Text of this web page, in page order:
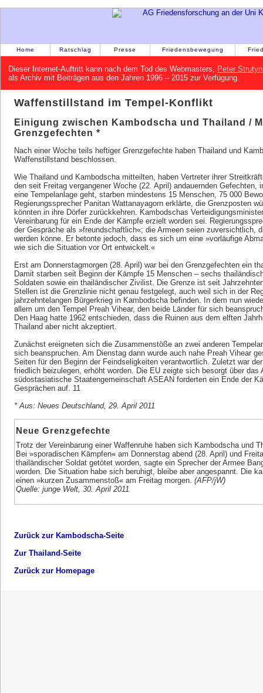
Home Ratschlag Presse Friedensbewegung
Dieser Internet-Auftritt kann nach dem Tod des Webmasters, Peter
als Archiv mit Beiträgen aus den Jahren 1996 – 2015 zur Verfügung.
Waffenstillstand im Tempel-Konflikt
Einigung zwischen Kambodscha und Thailand /
Grenzgefechten *
Nach einer Woche teils heftiger Grenzgefechte haben Thailand und
Waffenstillstand beschlossen.
Wie Thailand und Kambodscha mitteilten, haben Vertreter ihrer
den seit Freitag vergangener Woche (22. April) andauernden Gefechten,
eine Tempelanlage geht, starben mindestens 15 Menschen, 75 000
Regierungssprecher Panitan Wattanayagorn erklärte, die Grenzposten
könnten in ihre Dörfer zurückkehren. Kambodschas
Vereinbarung für ein Ende der Kämpfe erzielt worden sei.
der Gespräche als »freundschaftlich«; die Armeen seien zuversichtlich,
werden könne. Er betonte jedoch, dass es sich um eine »vorläufige
wie sich die Situation vor Ort entwickelt.«
Erst am Donnerstagmorgen (28. April) war bei den Grenzgefechten ein
Damit starben seit Beginn der Kämpfe 15 Menschen – sechs
Soldaten sowie ein thailändischer Zivilist. Die Grenze ist seit
Stellen ist die Grenzlinie nicht genau festgelegt, auch weil sich in der
jahrzehntelangen Bürgerkrieg in Kambodscha befinden. In dem nun
allem um den Tempel Preah Vihear, den beide Länder für sich
Den Haag hatte 1962 entschieden, dass die Ruinen aus dem elften
Thailand aber nicht akzeptiert.
Zunächst ereigneten sich die Zusammenstöße an zwei anderen
sich beanspruchen. Am Dienstag dann wurde auch nahe Preah Vihear
Seiten für den Beginn der Feindseligkeiten verantwortlich. Zuletzt war
friedlich beizulegen, erhöht worden. Die EU zeigte sich besorgt über
südostasiatische Staatengemeinschaft ASEAN forderten ein Ende der
Gesprächen auf. 11
* Aus: Neues Deutschland, 29. April 2011
Neue Grenzgefechte
Trotz der Vereinbarung einer Waffenruhe haben sich Kambodscha und
Bei »sporadischen Kämpfen« am Donnerstag abend (28. April) und
thailändischer Soldat getötet worden, sagte ein Sprecher der Armee
worden. Die Situation habe sich beruhigt, bleibe aber angespannt. Die
einen »kurzen Zusammenstoß« am Freitag morgen.(AFP/jW)
Quelle: junge Welt, 30. April 2011
Zurück zur Kambodscha-Seite
Zur Thailand-Seite
Zurück zur Homepage